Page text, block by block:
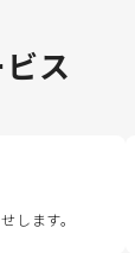
ス
します。